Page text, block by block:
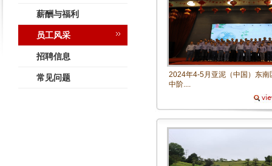
薪酬与福利
员工风采
招聘信息
常见问题
2024年4-5月亚泥（中国）东南
中阶....